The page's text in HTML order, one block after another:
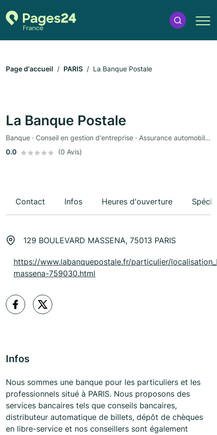
Page d'accueil PARIS La Banque Postale
La Banque Postale
Banque · Conseil en gestion d'entreprise · Assurance automobile · Assurance
0.0
(0 Avis)
Contact Infos Heures d'ouverture
129 BOULEVARD MASSENA, 75013 PARIS
https://www.labanquepostale.fr/particulier/
massena-759030.html
Infos
Nous sommes une banque pour les particuliers et les
professionnels situé à PARIS. Nous proposons des
services bancaires tels que conseils bancaires,
distributeur automatique de billets, dépôt de chèques
en libre-service et nos conseillers sont également